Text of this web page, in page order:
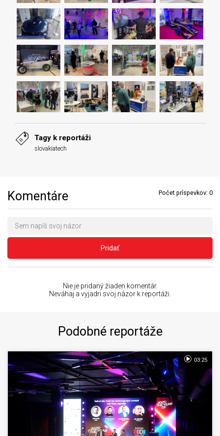
Tagy k reportáži
slovakiatech
Komentáre Počet príspevkov: 0
Pridať
Nie je pridaný žiaden komentár.
Neváhaj a vyjadri svoj názor k reportáži.
Podobné reportáže
03:25